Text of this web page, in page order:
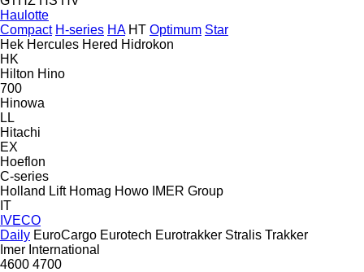
Haulotte
Compact H-series HA HT Optimum Star
Hek Hercules Hered Hidrokon
HK
Hilton Hino
700
Hinowa
LL
Hitachi
EX
Hoeflon
C-series
Holland Lift Homag Howo IMER Group
IT
IVECO
Daily EuroCargo Eurotech Eurotrakker Stralis Trakker
Imer International
4600 4700